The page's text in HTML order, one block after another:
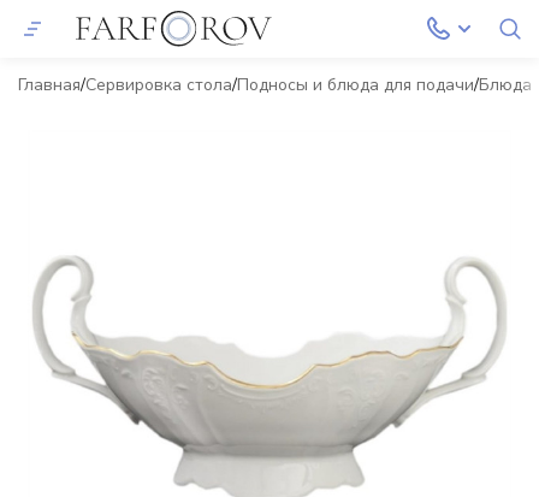
Главная Сервировка стола Подносы и блюда для подачи Блюда